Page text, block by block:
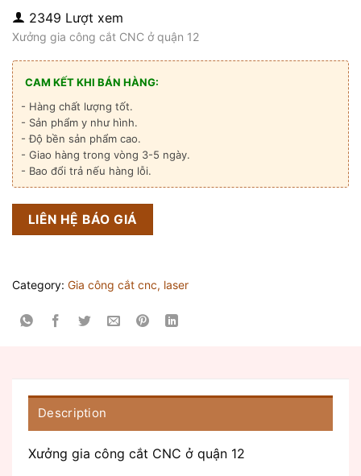
2349 Lượt xem
Xưởng gia công cắt CNC ở quận 12
CAM KẾT KHI BÁN HÀNG:
- Hàng chất lượng tốt.
- Sản phẩm y như hình.
- Độ bền sản phẩm cao.
- Giao hàng trong vòng 3-5 ngày.
- Bao đổi trả nếu hàng lỗi.
LIÊN HỆ BÁO GIÁ
Category: Gia công cắt cnc, laser
Description
Xưởng gia công cắt CNC ở quận 12